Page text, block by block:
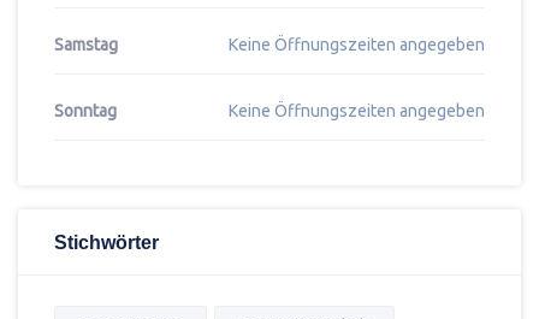
Samstag Keine Öffnungszeiten angegeben
Sonntag Keine Öffnungszeiten angegeben
Stichwörter